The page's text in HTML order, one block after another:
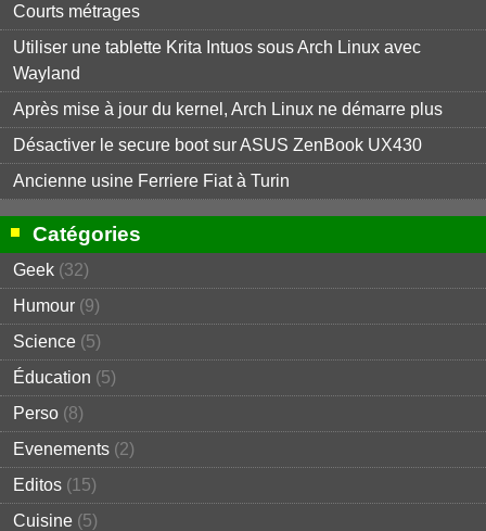
Courts métrages
Utiliser une tablette Krita Intuos sous Arch Linux avec
Wayland
Après mise à jour du kernel, Arch Linux ne démarre plus
Désactiver le secure boot sur ASUS ZenBook UX430
Ancienne usine Ferriere Fiat à Turin
Catégories
Geek (32)
Humour (9)
Science (5)
Éducation (5)
Perso (8)
Evenements (2)
Editos (15)
Cuisine (5)